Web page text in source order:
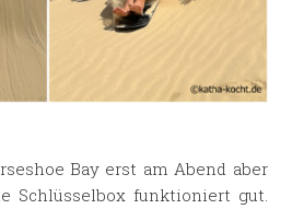
Bay erst am Abend aber
Schlüsselbox funktioniert gut.